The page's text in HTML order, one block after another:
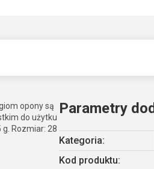
opony są
do użytku
Rozmiar: 28
Parametry
Kategoria:
Kod produktu: